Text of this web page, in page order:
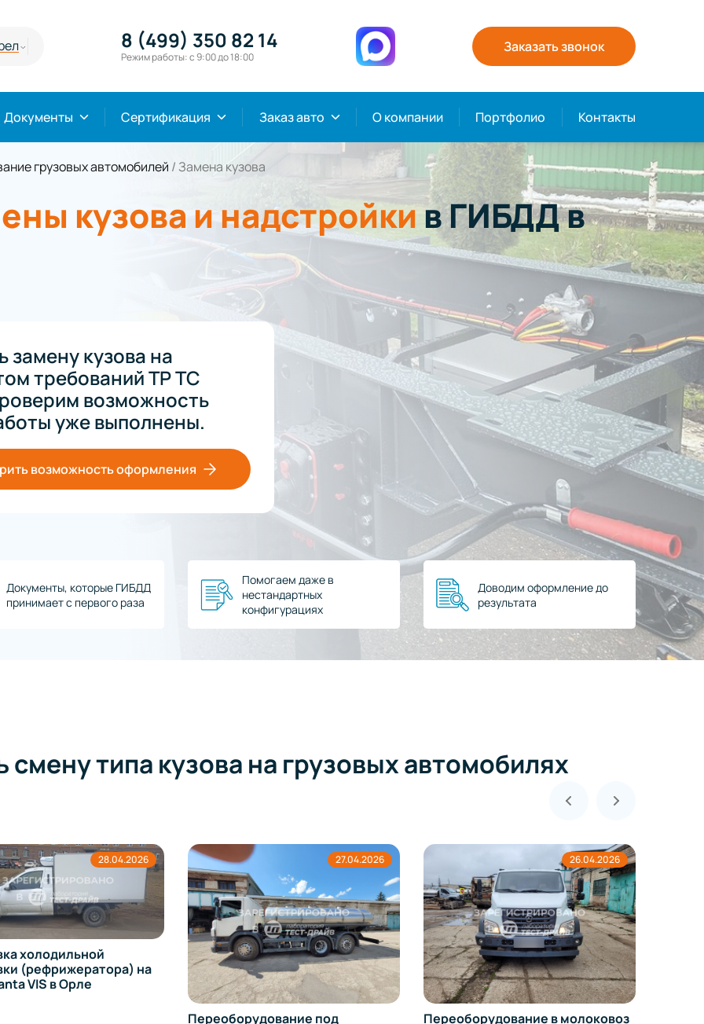
8 (499) 350 82 14
Режим работы: с 9:00 до 18:00
Заказать звонок
Документы Сертификация Заказ авто О компании Портфолио Контакты
грузовых автомобилей / Замена кузова
кузова и надстройкив ГИБДД в
кузова на
требований ТР ТС
возможность
уже выполнены.
возможность оформления
Документы, которые ГИБДД
принимает с первого раза
Помогаем даже в
нестандартных
конфигурациях
Доводим оформление до
результата
типа кузова на грузовых автомобилях
28.04.2026
холодильной
(рефрижератора) на
VIS в Орле
27.04.2026
Переоборудование под
26.04.2026
Переоборудование в молоковоз